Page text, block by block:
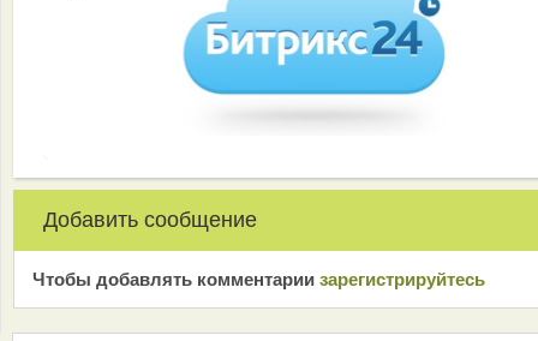
Добавить сообщение
Чтобы добавлять комментарии зарeгиcтрирyйтeсь